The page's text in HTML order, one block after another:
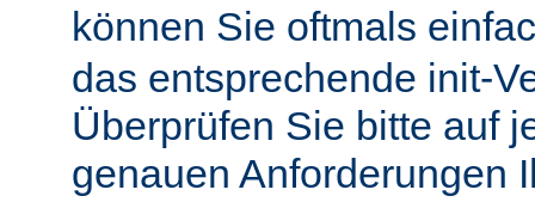
können Sie oftmals
das entsprechende init-
Überprüfen Sie bitte auf
genauen Anforderungen